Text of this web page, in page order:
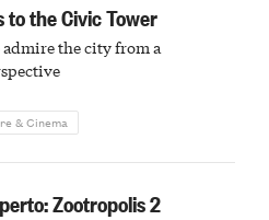
to the Civic Tower
the city from a
& Cinema
Zootropolis 2